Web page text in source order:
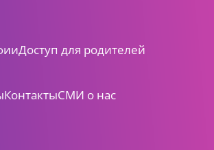
Доступ для родителей
КонтактыСМИ о нас